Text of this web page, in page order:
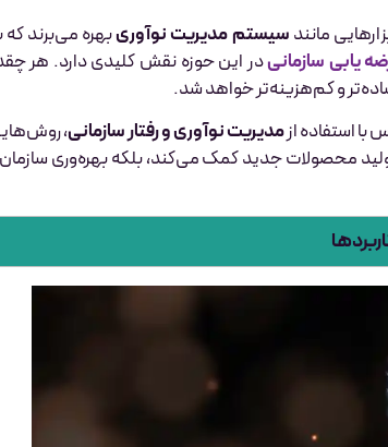
مانندسیستم مدیریت نوآوریبهره می‌برند که
یابی سازمانیدر این حوزه نقش کلیدی دارد. هر
و کم‌هزینه‌تر خواهد شد.
با استفاده ازمدیریت نوآوری و رفتار سازمانی،
محصولات جدید کمک می‌کند، بلکه بهره‌وری سازمان